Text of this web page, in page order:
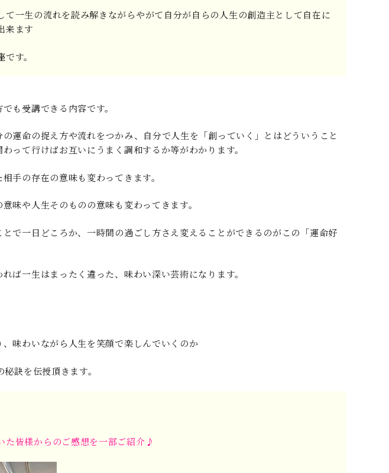
一生の流れを読み解きながらやがて自分が自らの人生の創造主として自在に
来ます
です。
も受講できる内容です。
運命の捉え方や流れをつかみ、自分で人生を「創っていく」とはどういうこと
って行けばお互いにうまく調和するか等がわかります。
手の存在の意味も変わってきます。
味や人生そのものの意味も変わってきます。
で一日どころか、一時間の過ごし方さえ変えることができるのがこの「運命好
ば一生はまったく違った、味わい深い芸術になります。
味わいながら人生を笑顔で楽しんでいくのか
訣を伝授頂きます。
た皆様からのご感想を一部ご紹介♪